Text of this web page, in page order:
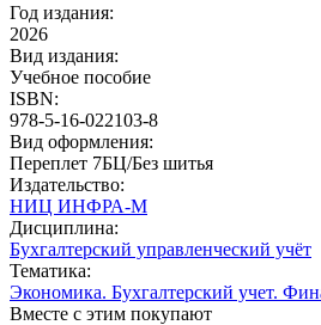
Год издания:
2026
Вид издания:
Учебное пособие
ISBN:
978-5-16-022103-8
Вид оформления:
Переплет 7БЦ/Без шитья
Издательство:
НИЦ ИНФРА-М
Дисциплина:
Бухгалтерский управленческий учёт
Тематика:
Экономика. Бухгалтерский учет.
Вместе с этим покупают